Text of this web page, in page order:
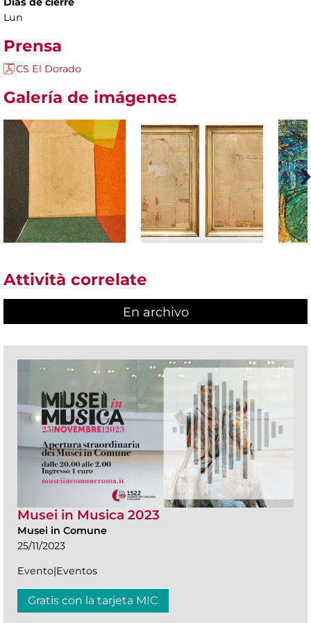
Lun
Prensa
CS El Dorado
Galería de imágenes
Attività correlate
En archivo
Musei in Musica 2023
Musei in Comune
25/11/2023
Evento|Eventos
Gratis con la tarjeta MIC